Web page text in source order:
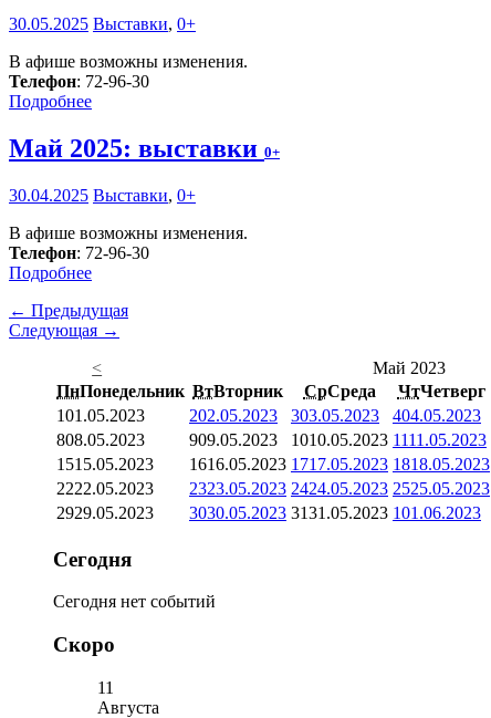
30.05.2025 Выставки, 0+
В афише возможны изменения.
Телефон: 72-96-30
Подробнее
Май 2025: выставки 0+
30.04.2025 Выставки, 0+
В афише возможны изменения.
Телефон: 72-96-30
Подробнее
← Предыдущая
Следующая →
<
Май 2023
ПнПонедельник ВтВторник СрСреда ЧтЧетверг
101.05.2023 202.05.2023 303.05.2023 404.05.2023
808.05.2023 909.05.2023 1010.05.2023 1111.05.2023
1515.05.2023 1616.05.2023 1717.05.2023 1818.05.2023
2222.05.2023 2323.05.2023 2424.05.2023 2525.05.2023
2929.05.2023 3030.05.2023 3131.05.2023 101.06.2023
Сегодня
Сегодня нет событий
Скоро
11
Августа